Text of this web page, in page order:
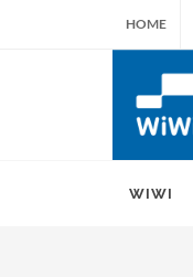
HOME
WIWI